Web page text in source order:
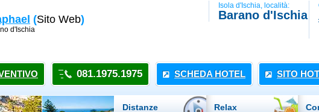
(Sito Web)
d'Ischia
Isola d'Ischia, località:
Barano d'Ischia
081.1975.1975 SCHEDA HOTEL SITO
Distanze Relax